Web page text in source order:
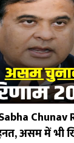
Chunav
असम में